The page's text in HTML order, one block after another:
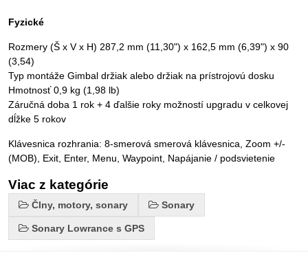
Fyzické
Rozmery (Š x V x H) 287,2 mm (11,30") x 162,5 mm (6,39") x 90
(3,54)
Typ montáže Gimbal držiak alebo držiak na prístrojovú dosku
Hmotnosť 0,9 kg (1,98 lb)
Záručná doba 1 rok + 4 ďalšie roky možností upgradu v celkovej
dĺžke 5 rokov
Klávesnica rozhrania: 8-smerová smerová klávesnica, Zoom +/-
(MOB), Exit, Enter, Menu, Waypoint, Napájanie / podsvietenie
Viac z kategórie
Člny, motory, sonary Sonary
Sonary Lowrance s GPS